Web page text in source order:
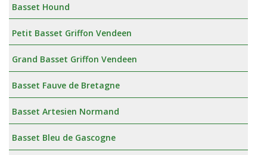
Basset Hound
Petit Basset Griffon Vendeen
Grand Basset Griffon Vendeen
Basset Fauve de Bretagne
Basset Artesien Normand
Basset Bleu de Gascogne